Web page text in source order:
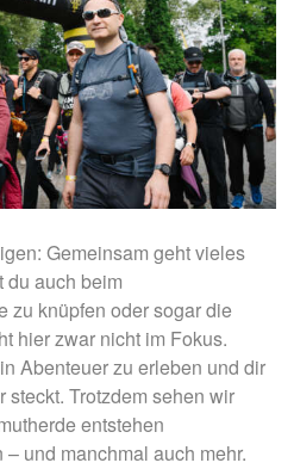
Gemeinsam geht vieles
du auch beim
zu knüpfen oder sogar die
hier zwar nicht im Fokus.
Abenteuer zu erleben und dir
Trotzdem sehen wir
entstehen
und manchmal auch mehr.